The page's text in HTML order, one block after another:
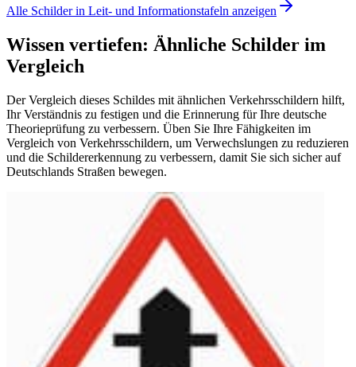
Alle Schilder in Leit- und Informationstafeln anzeigen
Wissen vertiefen: Ähnliche Schilder im
Vergleich
Der Vergleich dieses Schildes mit ähnlichen Verkehrsschildern hilft,
Ihr Verständnis zu festigen und die Erinnerung für Ihre deutsche
Theorieprüfung zu verbessern. Üben Sie Ihre Fähigkeiten im
Vergleich von Verkehrsschildern, um Verwechslungen zu reduzieren
und die Schildererkennung zu verbessern, damit Sie sich sicher auf
Deutschlands Straßen bewegen.